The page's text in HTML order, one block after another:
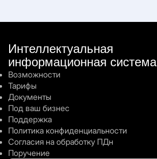
Интеллектуальная
информационная система
Возможности
Тарифы
Документы
Под ваш бизнес
Поддержка
Политика конфиденциальности
Согласия на обработку ПДн
Поручение